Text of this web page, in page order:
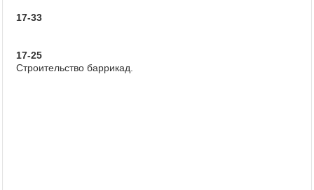
17-33
17-25
Строительство баррикад.